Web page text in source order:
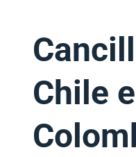
Chile